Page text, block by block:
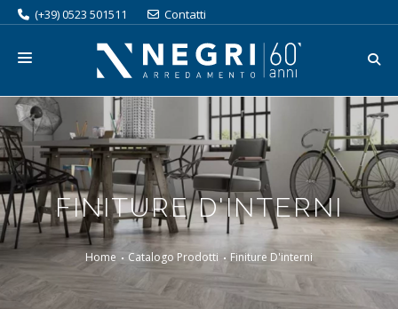
(+39) 0523 501511 Contatti
ORGANIZZA LA TUA VISITA
SERVIZI
CATALOGO
BRAND
PROMOZIONI
OUTLET
FINITURE D'INTERNI
Home Catalogo Prodotti Finiture D'interni